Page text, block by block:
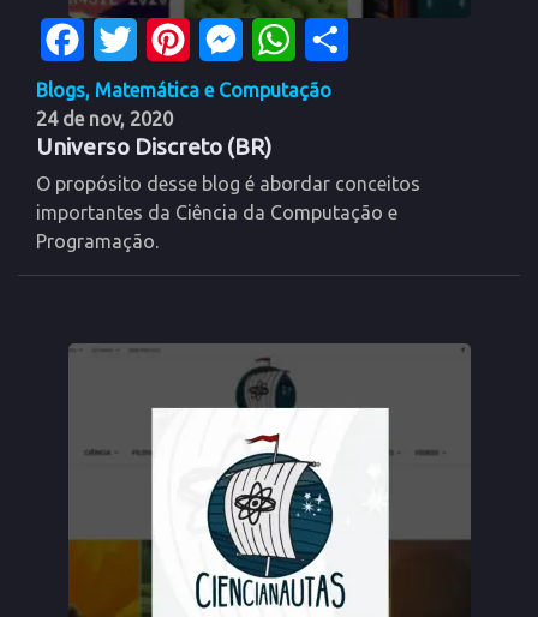
FacebookTwitter PinterestMessengerWhatsApp
Blogs, Matemática e Computação
24 de nov, 2020
Universo Discreto (BR)
O propósito desse blog é abordar conceitos
importantes da Ciência da Computação e
Programação.